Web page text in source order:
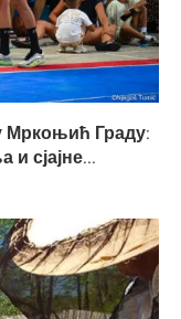
Мркоњић Граду:
и сјајне...